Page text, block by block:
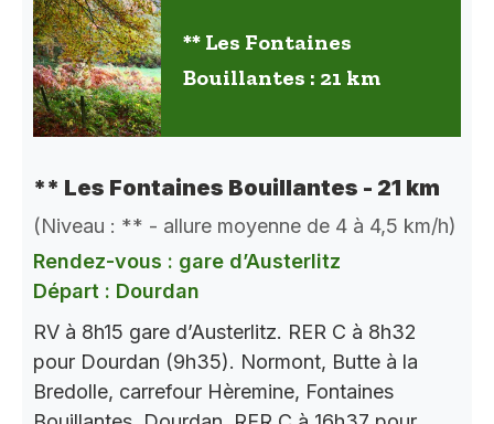
** Les Fontaines
Bouillantes : 21 km
** Les Fontaines Bouillantes - 21 km
(Niveau : ** - allure moyenne de 4 à 4,5 km/h)
Rendez-vous : gare d’Austerlitz
Départ : Dourdan
RV à 8h15 gare d’Austerlitz. RER C à 8h32
pour Dourdan (9h35). Normont, Butte à la
Bredolle, carrefour Hèremine, Fontaines